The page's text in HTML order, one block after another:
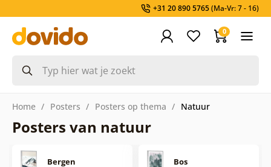
+31 20 890 5765(Ma-Vr: 7 - 16)
0
Home Posters Posters op thema Natuur
Posters van natuur
Bergen Bos